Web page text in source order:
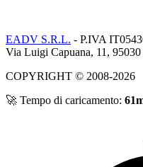
EADV S.R.L. - P.IVA
Via Luigi Capuana, 11,
COPYRIGHT © 2008-2026
🚀 Tempo di caricamento: